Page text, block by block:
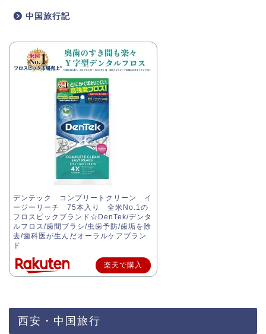
中国旅行記
デンテック コンプリートクリーン イ
ージーリーチ 75本入り 全米No.1の
フロスピックブランド☆DenTek/デンタ
ルフロス/歯間ブラシ/虫歯予防/歯垢を除
去/歯科医が生んだオーラルケアブラン
ド
楽天で購入
西安・中国旅行